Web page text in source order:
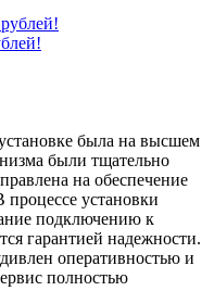
была на высшем
были тщательно
на обеспечение
процессе установки
подключению к
гарантией надежности.
оперативностью и
полностью